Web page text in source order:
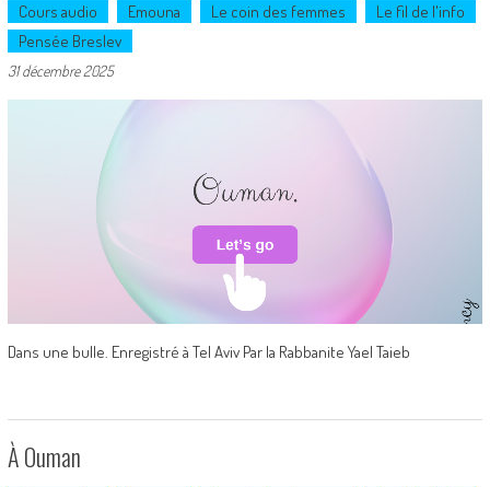
Cours audio Emouna Le coin des femmes
Le fil de l'info
Pensée Breslev
31 décembre 2025
Dans une bulle. Enregistré à Tel Aviv Par la Rabbanite Yael Taieb
À Ouman